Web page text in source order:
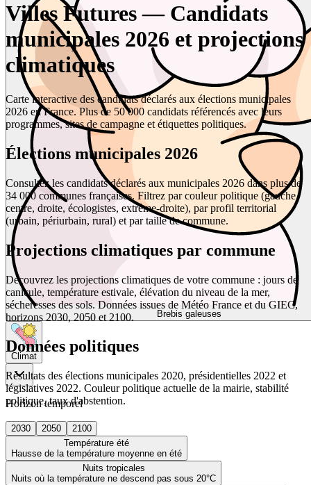
Brebis galeuses
Climat
Horizon temporel
2030 2050
2100
Température été
Hausse de la température moyenne en été
Nuits tropicales
Nuits où la température ne descend pas sous 20°C
Villes Futures — Candidats
municipales 2026 et projections
climatiques
Carte interactive des candidats déclarés aux élections municipales
2026 en France. Plus de 50 000 candidats référencés avec leurs
programmes, sites de campagne et étiquettes politiques.
Élections municipales 2026
Consultez les candidats déclarés aux municipales 2026 dans plus de
34 000 communes françaises. Filtrez par couleur politique (gauche,
centre, droite, écologistes, extrême-droite), par profil territorial
(urbain, périurbain, rural) et par taille de commune.
Projections climatiques par commune
Découvrez les projections climatiques de votre commune : jours de
canicule, température estivale, élévation du niveau de la mer,
sécheresses des sols. Données issues de Météo France et du GIEC,
horizons 2030, 2050 et 2100.
Données politiques
Résultats des élections municipales 2020, présidentielles 2022 et
législatives 2022. Couleur politique actuelle de la mairie, stabilité
politique, taux d'abstention.